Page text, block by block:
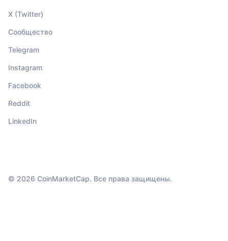
X (Twitter)
Сообщество
Telegram
Instagram
Facebook
Reddit
LinkedIn
© 2026 CoinMarketCap. Все права защищены.